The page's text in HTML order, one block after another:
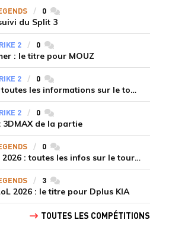
0commentaires
du Split 3
2 0commentaires
: le titre pour MOUZ
2 0commentaires
BLAST Open Porto : toutes les informations sur le tournoi
2 0commentaires
3DMAX de la partie
0commentaires
Esports Nations Cup 2026 : toutes les infos sur le tournoi
3commentaires
2026 : le titre pour Dplus KIA
TOUTES LES COMPÉTITIONS